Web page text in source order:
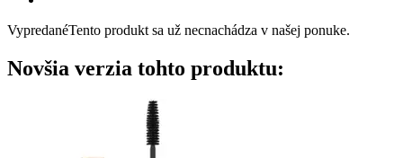
VypredanéTento produkt sa už necnachádza v našej ponuke.
Novšia verzia tohto produktu: